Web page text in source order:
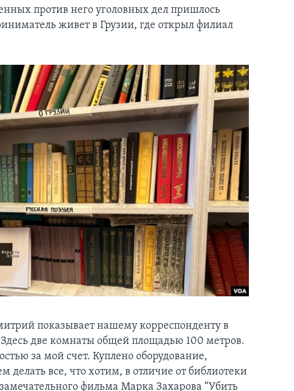
против него уголовных дел пришлось
живет в Грузии, где открыл филиал
показывает нашему корреспонденту в
две комнаты общей площадью 100 метров.
за мой счет. Куплено оборудование,
все, что хотим, в отличие от библиотеки
фильма Марка Захарова “Убить